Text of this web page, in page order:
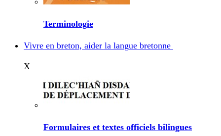
Terminologie
Vivre en breton, aider la langue bretonne
X
Formulaires et textes officiels bilingues